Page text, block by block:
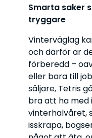
Smarta saker
tryggare
Vinterväglag
och därför är
förberedd –
eller bara till
säljare, Tetris
bra att ha med
vinterhalvåret,
isskrapa,